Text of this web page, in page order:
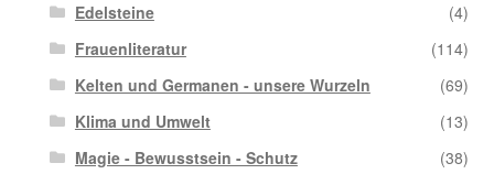
Edelsteine
(4)
Frauenliteratur
(114)
Kelten und Germanen - unsere Wurzeln
(69)
Klima und Umwelt
(13)
Magie - Bewusstsein - Schutz
(38)